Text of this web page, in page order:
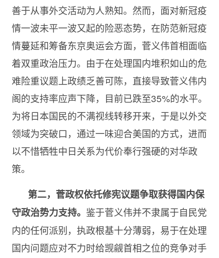
善于从事外交活动为人熟知。然而，面对新冠疫
情一波未平一波又起的险恶态势，在防范新冠疫
情蔓延和筹备东京奥运会方面，菅义伟首相面临
着双重政治压力。由于在处理国内堆积如山的危
难险重议题上政绩乏善可陈，直接导致菅义伟内
阁的支持率应声下降，目前已跌至35%的水平。
为将日本国民的不满视线转移开来，于是以外交
领域为突破口，通过一味迎合美国的方式，进而
以不惜牺牲中日关系为代价奉行强硬的对华政
策。
第二，菅政权依托修宪议题争取获得国内保
守政治势力支持。 鉴于菅义伟并不隶属于自民党
内的任何派别，执政根基十分薄弱，易于在处理
国内问题应对不力时给觊觎首相之位的竞争对手